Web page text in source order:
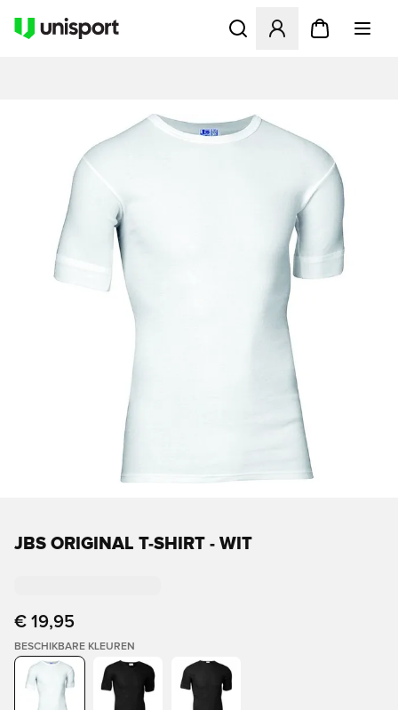
Opent een venster om in
JBS ORIGINAL T-SHIRT - WIT
€ 19,95
BESCHIKBARE KLEUREN